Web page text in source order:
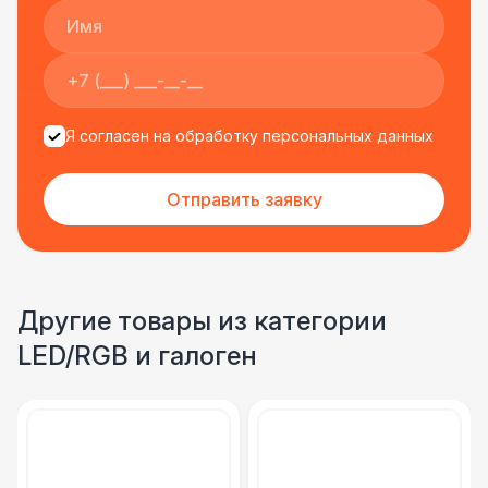
Я согласен на обработку персональных данных
Отправить заявку
Другие товары из категории
LED/RGB и галоген